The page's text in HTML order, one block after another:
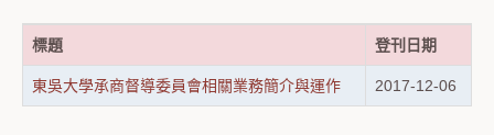
標題 登刊日期
東吳大學承商督導委員會相關業務簡介與運作 2017-12-06